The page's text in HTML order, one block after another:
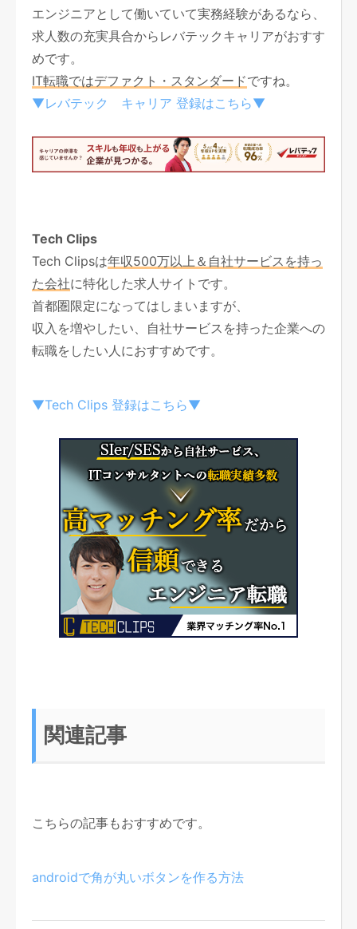
エンジニアとして働いていて実務経験があるなら、
求人数の充実具合からレバテックキャリアがおすす
めです。
IT転職ではデファクト・スタンダードですね。
▼レバテック キャリア 登録はこちら▼
Tech Clips
Tech Clipsは年収500万以上＆自社サービスを持っ
た会社に特化した求人サイトです。
首都圏限定になってはしまいますが、
収入を増やしたい、自社サービスを持った企業への
転職をしたい人におすすめです。
▼Tech Clips 登録はこちら▼
関連記事
こちらの記事もおすすめです。
androidで角が丸いボタンを作る方法